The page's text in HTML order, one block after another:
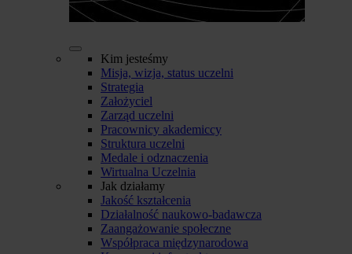
Kim jesteśmy
Misja, wizja, status uczelni
Strategia
Założyciel
Zarząd uczelni
Pracownicy akademiccy
Struktura uczelni
Medale i odznaczenia
Wirtualna Uczelnia
Jak działamy
Jakość kształcenia
Działalność naukowo-badawcza
Zaangażowanie społeczne
Współpraca międzynarodowa